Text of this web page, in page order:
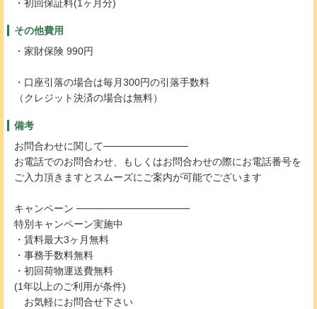
・初回保証料(1ヶ月分)
その他費用
・家財保険 990円
・口座引落の場合は毎月300円の引落手数料
（クレジット決済の場合は無料）
備考
お問合わせに関して────────────
お電話でのお問合わせ、もしくはお問合わせの際にお電話番号を
ご入力頂きますとスムーズにご案内が可能でございます
キャンペーン ────────────────
特別キャンペーン実施中
・賃料最大3ヶ月無料
・事務手数料無料
・初回荷物運送費無料
(1年以上のご利用が条件)
お気軽にお問合せ下さい